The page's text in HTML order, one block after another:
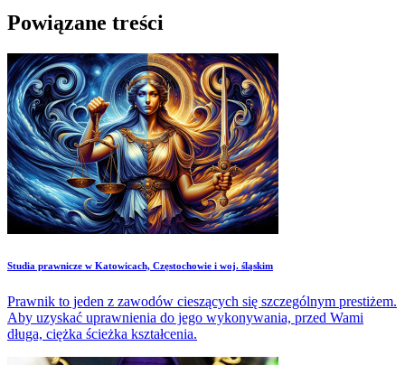
Powiązane treści
Studia prawnicze w Katowicach, Częstochowie i woj. śląskim
Prawnik to jeden z zawodów cieszących się szczególnym prestiżem.
Aby uzyskać uprawnienia do jego wykonywania, przed Wami
długa, ciężka ścieżka kształcenia.